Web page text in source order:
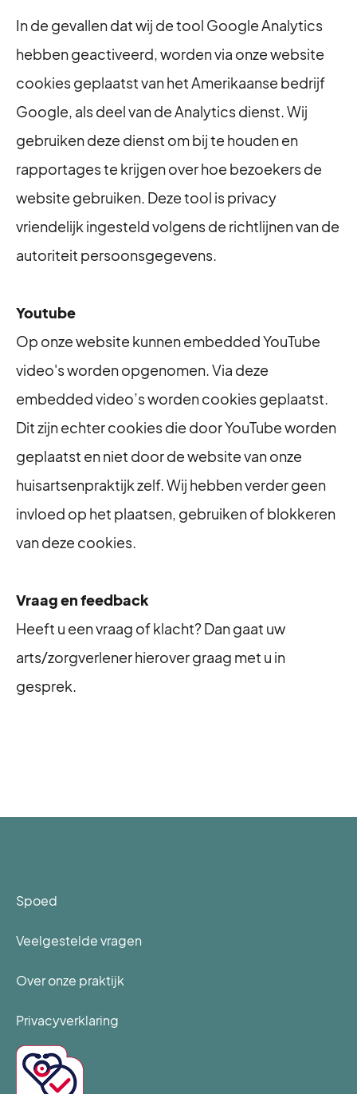
In de gevallen dat wij de tool Google Analytics
hebben geactiveerd, worden via onze website
cookies geplaatst van het Amerikaanse bedrijf
Google, als deel van de Analytics dienst. Wij
gebruiken deze dienst om bij te houden en
rapportages te krijgen over hoe bezoekers de
website gebruiken. Deze tool is privacy
vriendelijk ingesteld volgens de richtlijnen van de
autoriteit persoonsgegevens.
Youtube
Op onze website kunnen embedded YouTube
video's worden opgenomen. Via deze
embedded video’s worden cookies geplaatst.
Dit zijn echter cookies die door YouTube worden
geplaatst en niet door de website van onze
huisartsenpraktijk zelf. Wij hebben verder geen
invloed op het plaatsen, gebruiken of blokkeren
van deze cookies.
Vraag en feedback
Heeft u een vraag of klacht? Dan gaat uw
arts/zorgverlener hierover graag met u in
gesprek.
Spoed
Veelgestelde vragen
Over onze praktijk
Privacyverklaring